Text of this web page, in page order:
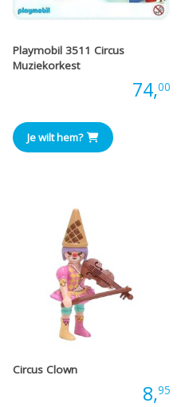
Playmobil 3511 Circus
Muziekorkest
74,00
Je wilt hem?
Circus Clown
8,95